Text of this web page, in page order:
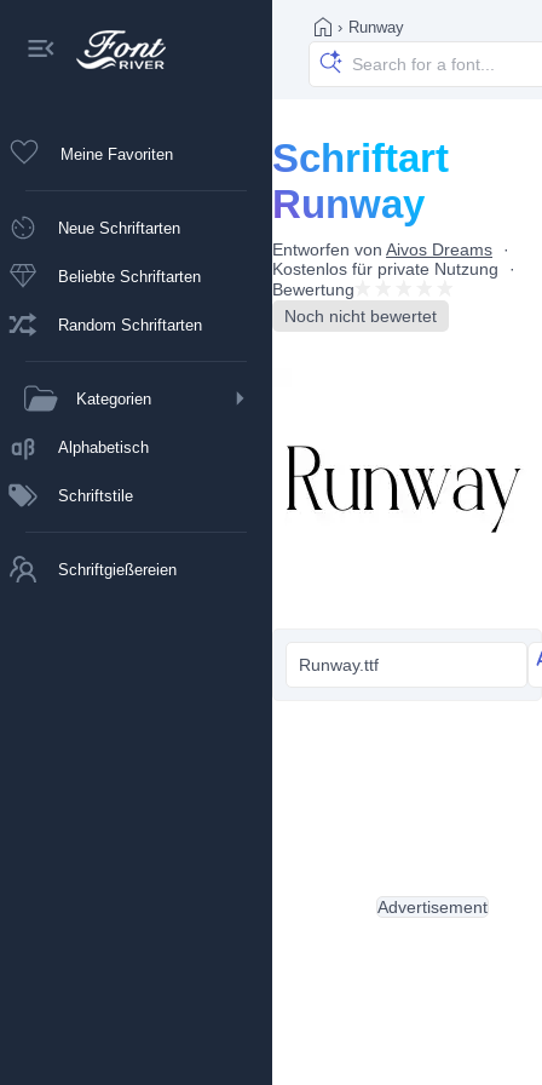
Meine Favoriten
Neue Schriftarten
Beliebte Schriftarten
Random Schriftarten
Kategorien
Alphabetisch
Schriftstile
Schriftgießereien
› Runway
Schriftart
Runway
Entworfen von Aivos Dreams
Kostenlos für private Nutzung
Bewertung
Noch nicht bewertet
Runway.ttf
Advertisement